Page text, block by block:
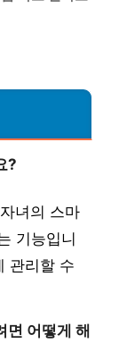
?
녀의 스마
기능입니
관리할 수
면 어떻게 해